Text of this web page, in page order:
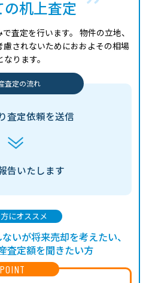
机上査定
査定を行います。 物件の立地、
されないためにおおよその相場
ります。
査定の流れ
査定依頼を送信
告いたします
POINT
にオススメ
いが将来売却を考えたい、
査定額を聞きたい方